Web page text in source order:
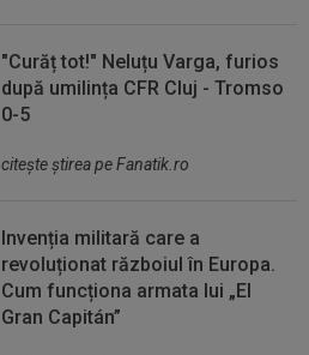
"Curăț tot!" Neluțu Varga, furios
după umilința CFR Cluj - Tromso
0-5
citeşte ştirea pe Fanatik.ro
Invenția militară care a
revoluționat războiul în Europa.
Cum funcționa armata lui „El
Gran Capitán”